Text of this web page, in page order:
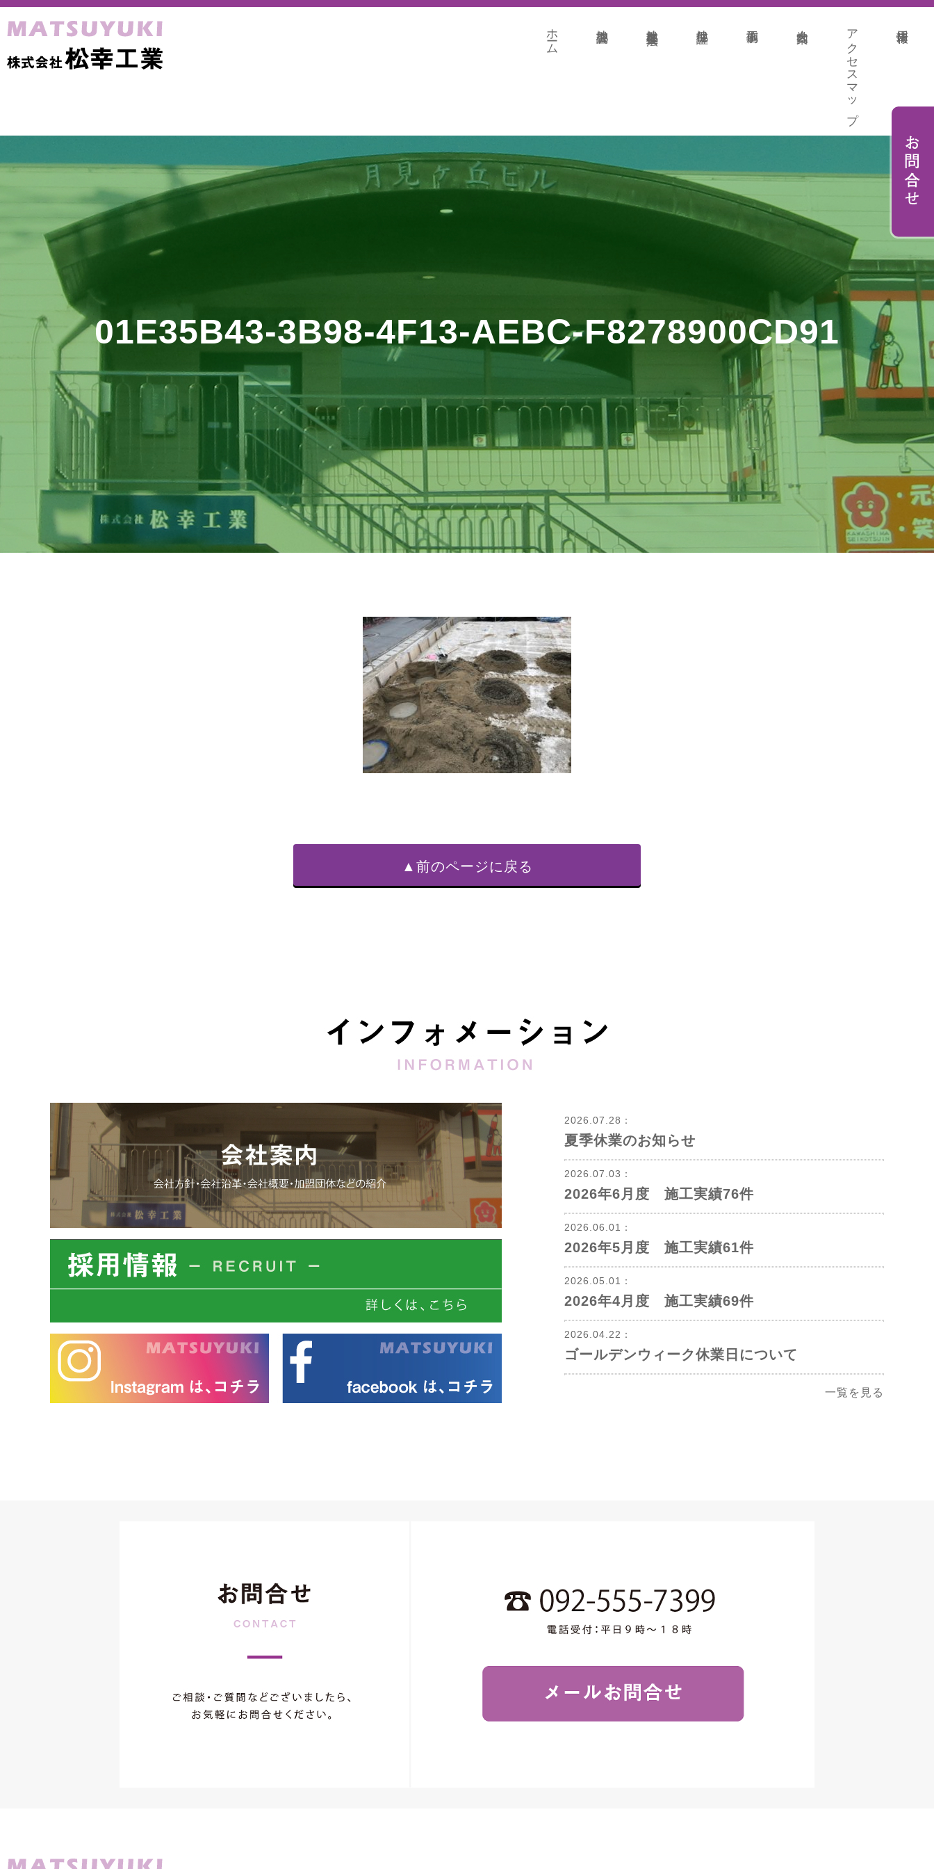
アクセスマップ
ホーム
01E35B43-3B98-4F13-AEBC-F8278900CD91
▲前のページに戻る
2026.07.28：
夏季休業のお知らせ
2026.07.03：
2026年6月度 施工実績76件
2026.06.01：
2026年5月度 施工実績61件
2026.05.01：
2026年4月度 施工実績69件
2026.04.22：
ゴールデンウィーク休業日について
一覧を見る